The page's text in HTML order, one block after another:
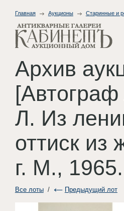
Главная Аукционы Старинные и
Архив
Л. Из
оттиск
г. М., 1965.
Все лоты/ Предыдущий лот